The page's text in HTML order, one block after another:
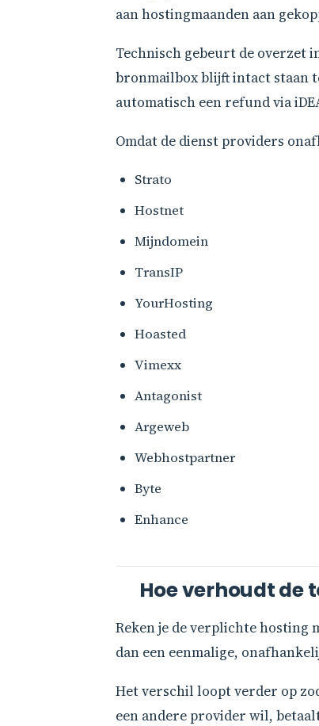
aan hostingmaanden aan
Technisch gebeurt de overzet
bronmailbox blijft intact staan
automatisch een refund via
Omdat de dienst providers
Strato
Hostnet
Mijndomein
TransIP
YourHosting
Hoasted
Vimexx
Antagonist
Argeweb
Webhostpartner
Byte
Enhance
Hoe verhoudt de
Reken je de verplichte hosting
dan een eenmalige,
Het verschil loopt verder op
een andere provider wil,